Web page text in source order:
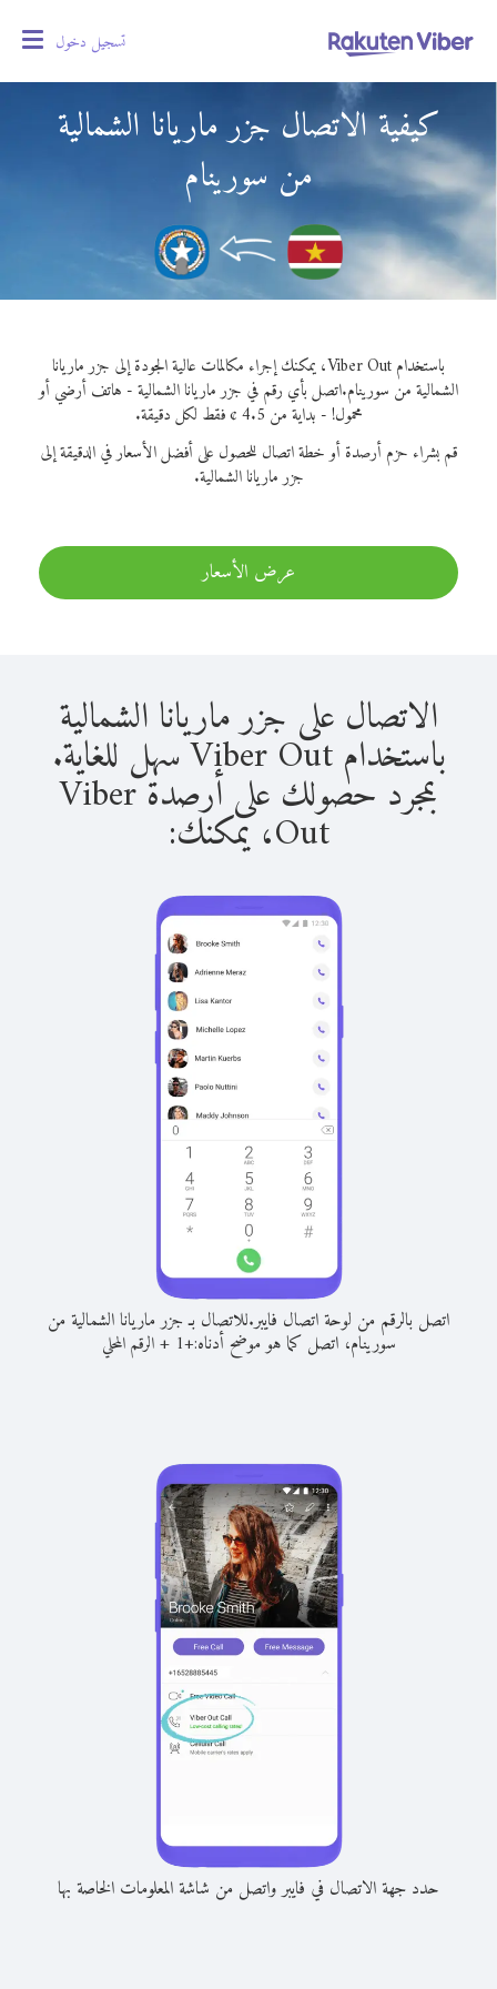
تسجيل دخول
كيفية الاتصال جزر ماريانا الشمالية
من سورينام
باستخدام Viber Out، يمكنك إجراء مكالمات عالية الجودة إلى جزر ماريانا
الشمالية من سورينام.اتصل بأي رقم في جزر ماريانا الشمالية - هاتف أرضي أو
محمول! - بداية من 4.5 ¢ فقط لكل دقيقة.
قم بشراء حزم أرصدة أو خطة اتصال للحصول على أفضل الأسعار في الدقيقة إلى
جزر ماريانا الشمالية.
عرض الأسعار
الاتصال على جزر ماريانا الشمالية
باستخدام Viber Out سهل للغاية.
بمجرد حصولك على أرصدة Viber
Out، يمكنك:
اتصل بالرقم من لوحة اتصال فايبر.للاتصال بـ جزر ماريانا الشمالية من
سورينام، اتصل كما هو موضح أدناه:+
1
+الرقم المحلي
حدد جهة الاتصال في فايبر واتصل من شاشة المعلومات الخاصة بها